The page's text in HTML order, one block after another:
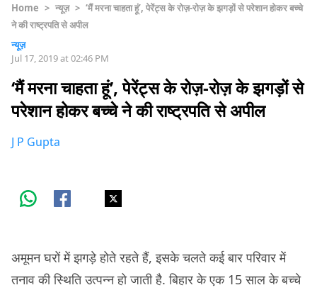
Home > न्यूज़ > ‘मैं मरना चाहता हूं’, पेरेंट्स के रोज़-रोज़ के झगड़ों से परेशान होकर बच्चे
ने की राष्ट्रपति से अपील
न्यूज़
Jul 17, 2019 at 02:46 PM
‘मैं मरना चाहता हूं’, पेरेंट्स के रोज़-रोज़ के झगड़ों से
परेशान होकर बच्चे ने की राष्ट्रपति से अपील
J P Gupta
अमूमन घरों में झगड़े होते रहते हैं, इसके चलते कई बार परिवार में
तनाव की स्थिति उत्पन्न हो जाती है. बिहार के एक 15 साल के बच्चे